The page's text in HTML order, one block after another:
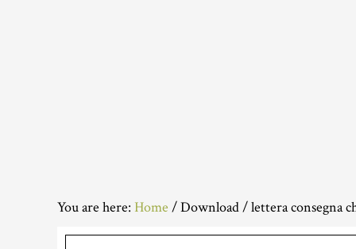
You are here: Home /Download/lettera consegna